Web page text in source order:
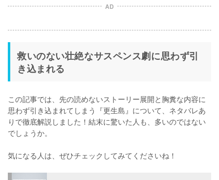
AD
救いのない壮絶なサスペンス劇に思わず引
き込まれる
この記事では、先の読めないストーリー展開と胸糞な内容に
思わず引き込まれてしまう『更生島』について、ネタバレあ
りで徹底解説しました！結末に驚いた人も、多いのではない
でしょうか。
気になる人は、ぜひチェックしてみてくださいね！